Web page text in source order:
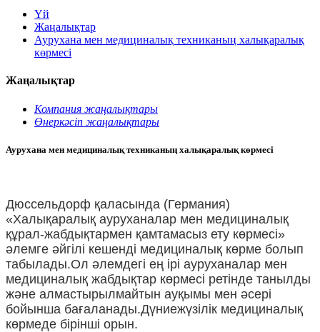
Үй
Жаңалықтар
Аурухана мен медициналық техниканың халықаралық
көрмесі
Жаңалықтар
Компания жаңалықтары
Өнеркәсіп жаңалықтары
Аурухана мен медициналық техниканың халықаралық көрмесі
Дюссельдорф қаласында (Германия)
«Халықаралық ауруханалар мен медициналық
құрал-жабдықтармен қамтамасыз ету көрмесі»
әлемге әйгілі кешенді медициналық көрме болып
табылады.Ол әлемдегі ең ірі ауруханалар мен
медициналық жабдықтар көрмесі ретінде танылды
және алмастырылмайтын ауқымы мен әсері
бойынша бағаланады.Дүниежүзілік медициналық
көрмеде бірінші орын.